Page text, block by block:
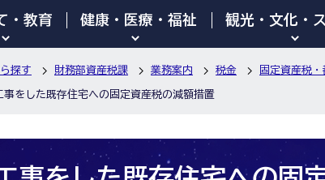
・教育 健康・医療・福祉 観光・文化・
探す 財務部資産税課 業務案内 税金 固定資産税
事をした既存住宅への固定資産税の減額措置